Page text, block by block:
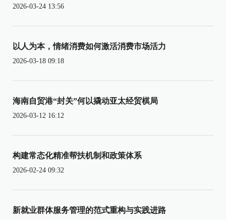
2026-03-24 13:56
以人为本，情绪消费如何激活消费市场活力
2026-03-18 09:18
海南自贸港“封关”何以撬动亚太经贸棋局
2026-03-12 16:12
构建常态化精准帮扶机制和政策体系
2026-02-24 09:32
新就业群体服务管理的范式重构与实践进路